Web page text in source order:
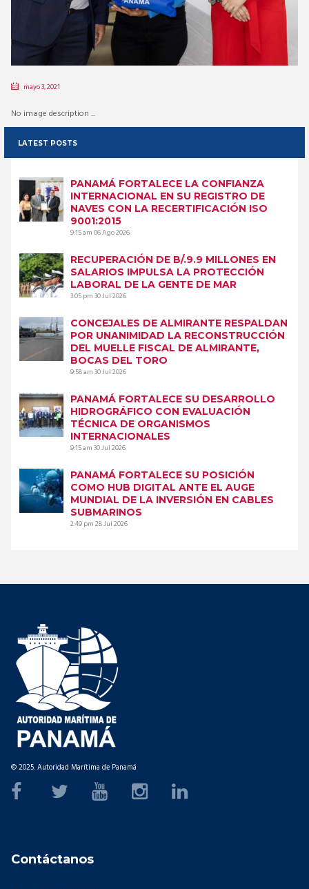
mayo 3, 2021
No image description ...
LATEST POSTS
PANAMÁ FORTALECE LA CONFIANZA
INTERNACIONAL EN SU REGISTRO DE
NAVES CON LA RECERTIFICACIÓN ISO
9001:2015
9:15 am06 Ago 2026
RECUPERACIÓN DE B/.9.9 MILLONES EN
SALARIOS IMPULSA LA PROTECCIÓN
LABORAL DE LA GENTE DE MAR
3:05 pm30 Jul 2026
CONCEJALES DE ALMIRANTE RESPALDAN
POR UNANIMIDAD LA RECONSTRUCCIÓN
DEL MUELLE FISCAL DE ALMIRANTE,
BOCAS DEL TORO
9:58 am30 Jul 2026
PANAMÁ FORTALECE SU DESARROLLO
HIDROGRÁFICO CON EVALUACIÓN
TÉCNICA DE ORGANISMOS
INTERNACIONALES
9:15 am30 Jul 2026
PANAMÁ FORTALECE SU POSICIÓN
COMO HUB DIGITAL ANTE EL AUGE
MUNDIAL DE LA INVERSIÓN EN CABLES
SUBMARINOS
2:49 pm28 Jul 2026
© 2025. Autoridad Marítima de Panamá
Contáctanos